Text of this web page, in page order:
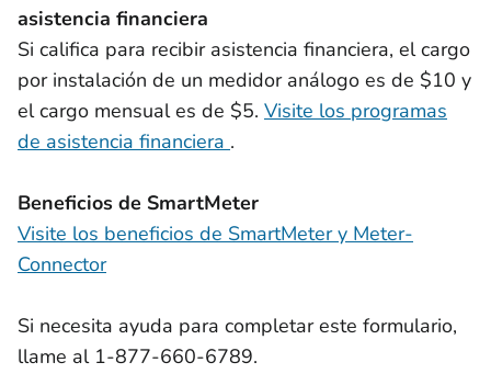
asistencia financiera
Si califica para recibir asistencia financiera, el cargo
por instalación de un medidor análogo es de $10 y
el cargo mensual es de $5. Visite los programas
de asistencia financiera .
Beneficios de SmartMeter
Visite los beneficios de SmartMeter y Meter-
Connector
Si necesita ayuda para completar este formulario,
llame al 1-877-660-6789.